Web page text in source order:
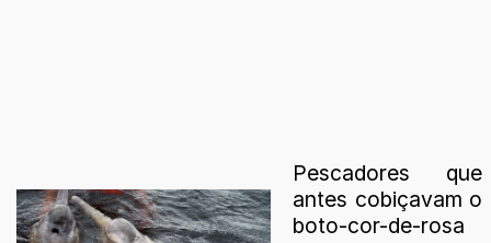
Pescadores que
antes cobiçavam o
boto-cor-de-rosa